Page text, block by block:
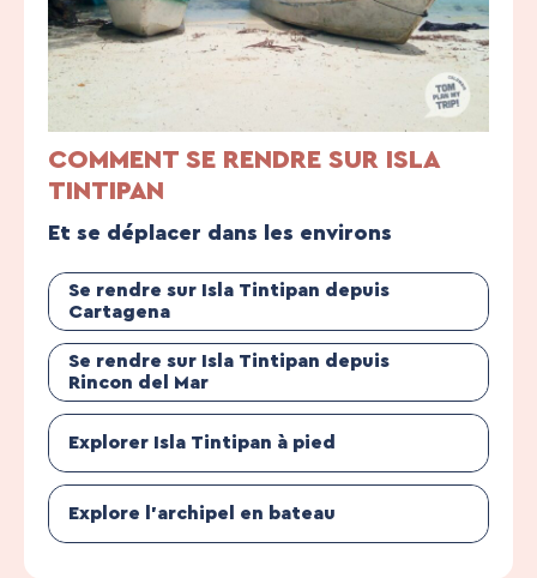
COMMENT SE RENDRE SUR ISLA
TINTIPAN
Et se déplacer dans les environs
Se rendre sur Isla Tintipan depuis
Cartagena
Se rendre sur Isla Tintipan depuis
Rincon del Mar
Explorer Isla Tintipan à pied
Explore l’archipel en bateau